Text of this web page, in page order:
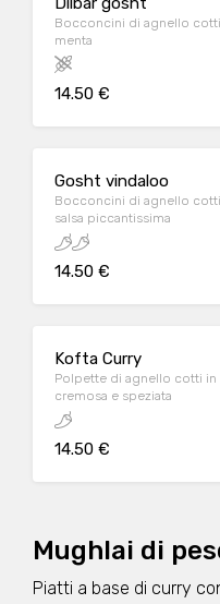
Bocconcini di agnello
menta
14.50 €
Gosht vindaloo
Bocconcini di agnello
salsa piccantissima
14.50 €
Kofta Curry
Polpette di agnello cotti in
cremosa e speziata
14.50 €
Mughlai di
Piatti a base di curry